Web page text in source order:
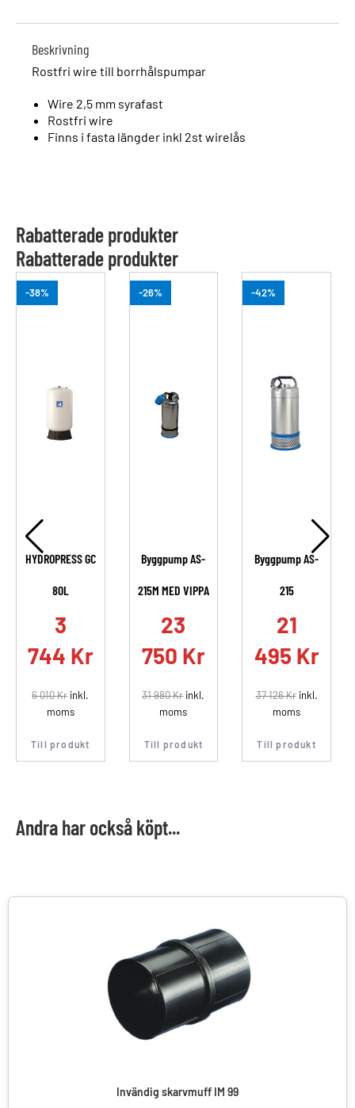
Beskrivning
Rostfri wire till borrhålspumpar
Wire 2,5 mm syrafast
Rostfri wire
Finns i fasta längder inkl 2st wirelås
Rabatterade produkter
Rabatterade produkter
-38%
HYDROPRESS GC
80L
3
744 Kr
6 010Krinkl.
moms
Till produkt
-26%
Byggpump AS-
215M MED VIPPA
23
750 Kr
31 980Krinkl.
moms
Till produkt
-42%
Byggpump AS-
215
21
495 Kr
37 126Krinkl.
moms
Till produkt
Andra har också köpt...
Invändig skarvmuff IM 99